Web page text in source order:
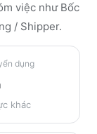
việc như Bốc
/ Shipper.
dụng
khác